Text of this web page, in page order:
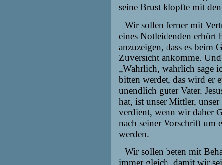
seine Brust klopfte mit
Wir sollen ferner mit
eines Notleidenden erhört
anzuzeigen, dass es beim
Zuversicht ankomme.
„Wahrlich, wahrlich sage
bitten werdet, das wird er
unendlich guter Vater.
hat, ist unser Mittler,
verdient, wenn wir daher
nach seiner Vorschrift um
werden.
Wir sollen beten mit
immer gleich, damit wir